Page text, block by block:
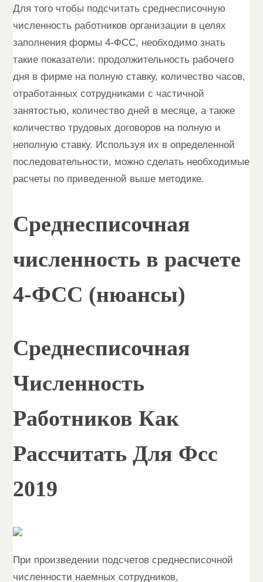
Для того чтобы подсчитать среднесписочную
численность работников организации в целях
заполнения формы 4-ФСС, необходимо знать
такие показатели: продолжительность рабочего
дня в фирме на полную ставку, количество часов,
отработанных сотрудниками с частичной
занятостью, количество дней в месяце, а также
количество трудовых договоров на полную и
неполную ставку. Используя их в определенной
последовательности, можно сделать необходимые
расчеты по приведенной выше методике.
Среднесписочная
численность в расчете
4-ФСС (нюансы)
Среднесписочная
Численность
Работников Как
Рассчитать Для Фсс
2019
При произведении подсчетов среднесписочной
численности наемных сотрудников,